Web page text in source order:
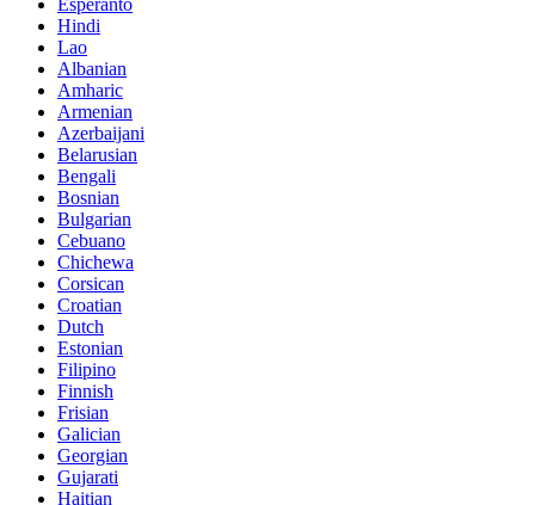
Esperanto
Hindi
Lao
Albanian
Amharic
Armenian
Azerbaijani
Belarusian
Bengali
Bosnian
Bulgarian
Cebuano
Chichewa
Corsican
Croatian
Dutch
Estonian
Filipino
Finnish
Frisian
Galician
Georgian
Gujarati
Haitian